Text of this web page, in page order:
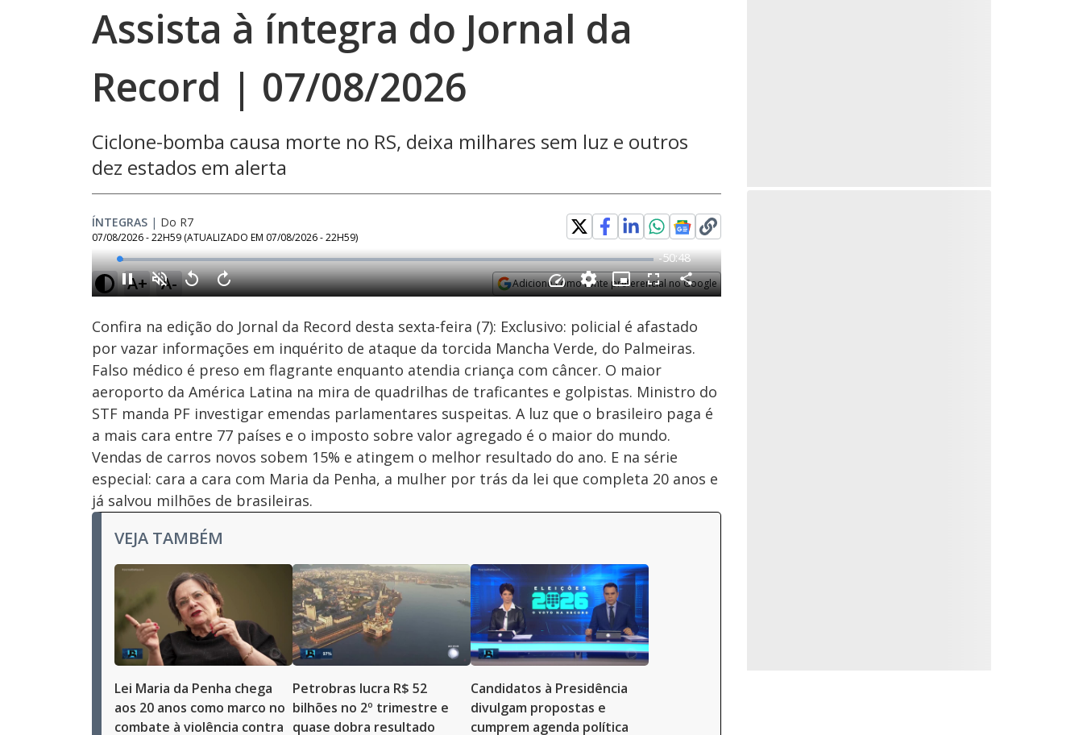
Assista à íntegra do Jornal da
Record | 07/08/2026
Ciclone-bomba causa morte no RS, deixa milhares sem luz e outros
dez estados em alerta
ÍNTEGRAS | Do R7
07/08/2026 - 22H59 (ATUALIZADO EM 07/08/2026 - 22H59)
A+ A- Adicione como fonte preferencial no Google
Ativar
Som
Loaded:
1.18%
Velocidade
Confira na edição do Jornal da Record desta sexta-feira (7): Exclusivo: policial é afastado
por vazar informações em inquérito de ataque da torcida Mancha Verde, do Palmeiras.
Falso médico é preso em flagrante enquanto atendia criança com câncer. O maior
aeroporto da América Latina na mira de quadrilhas de traficantes e golpistas. Ministro do
STF manda PF investigar emendas parlamentares suspeitas. A luz que o brasileiro paga é
a mais cara entre 77 países e o imposto sobre valor agregado é o maior do mundo.
Vendas de carros novos sobem 15% e atingem o melhor resultado do ano. E na série
especial: cara a cara com Maria da Penha, a mulher por trás da lei que completa 20 anos e
já salvou milhões de brasileiras.
VEJA TAMBÉM
Lei Maria da Penha chega
aos 20 anos como marco no
combate à violência contra
Petrobras lucra R$ 52
bilhões no 2º trimestre e
quase dobra resultado
Candidatos à Presidência
divulgam propostas e
cumprem agenda política